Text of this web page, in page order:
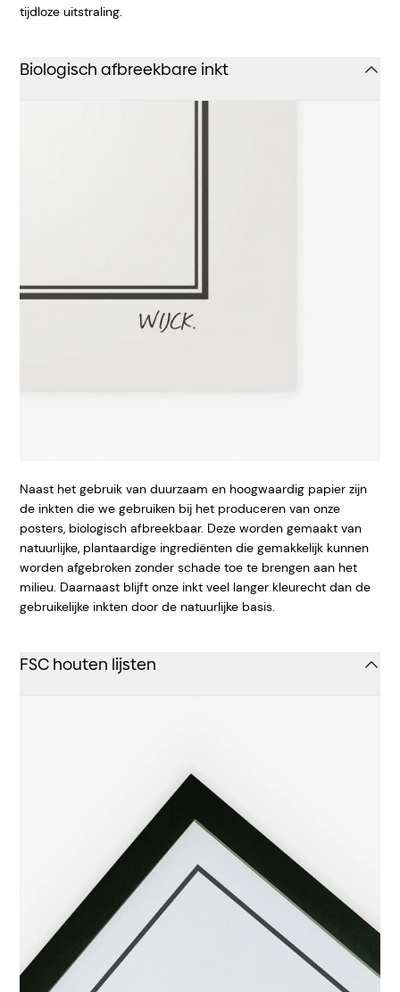
tijdloze uitstraling.
Biologisch afbreekbare inkt
Naast het gebruik van duurzaam en hoogwaardig papier zijn
de inkten die we gebruiken bij het produceren van onze
posters, biologisch afbreekbaar. Deze worden gemaakt van
natuurlijke, plantaardige ingrediënten die gemakkelijk kunnen
worden afgebroken zonder schade toe te brengen aan het
milieu. Daarnaast blijft onze inkt veel langer kleurecht dan de
gebruikelijke inkten door de natuurlijke basis.
FSC houten lijsten